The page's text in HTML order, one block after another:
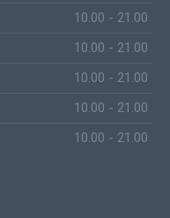
10.00 - 21.00
10.00 - 21.00
10.00 - 21.00
10.00 - 21.00
10.00 - 21.00